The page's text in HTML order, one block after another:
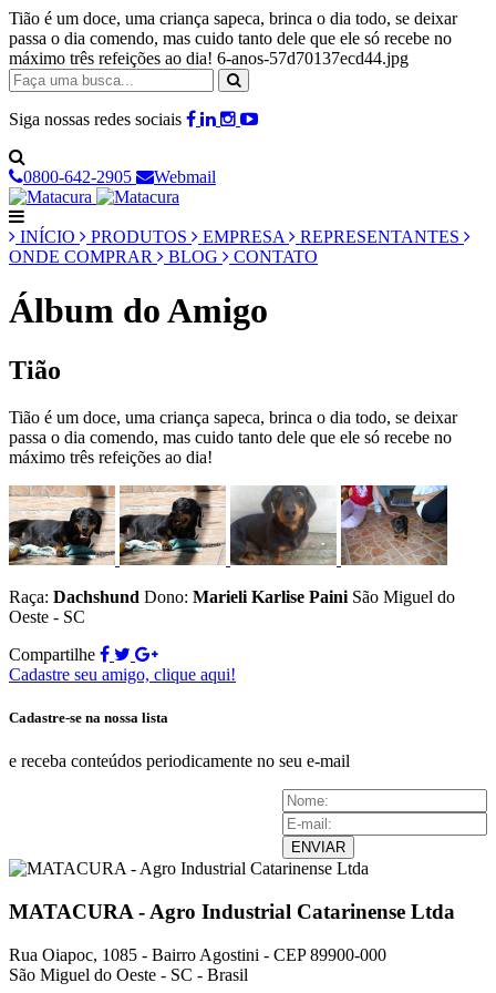
Tião é um doce, uma criança sapeca, brinca o dia todo, se deixar
passa o dia comendo, mas cuido tanto dele que ele só recebe no
máximo três refeições ao dia! 6-anos-57d70137ecd44.jpg
Siga nossas redes sociais
0800-642-2905 Webmail
INÍCIO PRODUTOS EMPRESA
REPRESENTANTES
ONDE COMPRAR
BLOG CONTATO
Álbum do Amigo
Tião
Tião é um doce, uma criança sapeca, brinca o dia todo, se deixar
passa o dia comendo, mas cuido tanto dele que ele só recebe no
máximo três refeições ao dia!
Raça: Dachshund Dono: Marieli Karlise Paini São Miguel do
Oeste - SC
Compartilhe
Cadastre seu amigo, clique aqui!
Cadastre-se na nossa lista
e receba conteúdos periodicamente no seu e-mail
ENVIAR
MATACURA - Agro Industrial Catarinense Ltda
Rua Oiapoc, 1085 - Bairro Agostini - CEP 89900-000
São Miguel do Oeste - SC - Brasil